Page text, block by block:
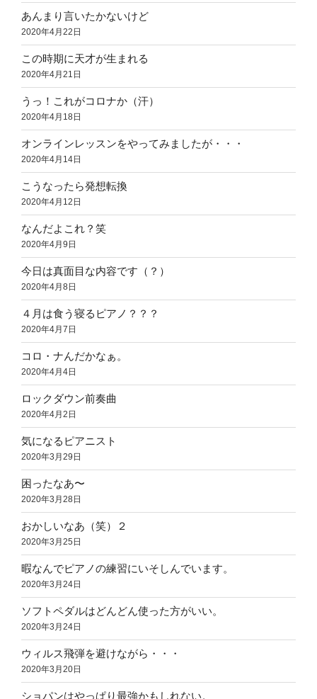
あんまり言いたかないけど
2020年4月22日
この時期に天才が生まれる
2020年4月21日
うっ！これがコロナか（汗）
2020年4月18日
オンラインレッスンをやってみましたが・・・
2020年4月14日
こうなったら発想転換
2020年4月12日
なんだよこれ？笑
2020年4月9日
今日は真面目な内容です（？）
2020年4月8日
４月は食う寝るピアノ？？？
2020年4月7日
コロ・ナんだかなぁ。
2020年4月4日
ロックダウン前奏曲
2020年4月2日
気になるピアニスト
2020年3月29日
困ったなあ〜
2020年3月28日
おかしいなあ（笑）２
2020年3月25日
暇なんでピアノの練習にいそしんでいます。
2020年3月24日
ソフトペダルはどんどん使った方がいい。
2020年3月24日
ウィルス飛弾を避けながら・・・
2020年3月20日
ショパンはやっぱり最強かもしれない。